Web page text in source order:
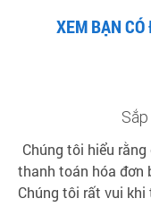
XEM BẠN
Chúng tôi hiểu
thanh toán hóa đơn
Chúng tôi rất vui